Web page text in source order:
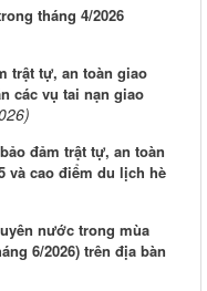
tháng 4/2026
trật tự, an toàn giao
các vụ tai nạn giao
đảm trật tự, an toàn
và cao điểm du lịch hè
nước trong mùa
6/2026) trên địa bàn